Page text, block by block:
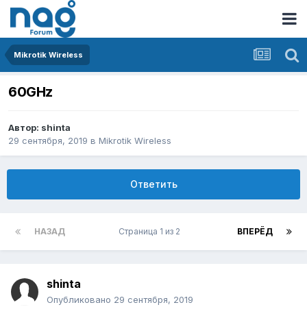
Mikrotik Wireless
60GHz
Автор: shinta
29 сентября, 2019 в Mikrotik Wireless
Ответить
НАЗАД ВПЕРЁД
Страница 1 из 2
shinta
Опубликовано 29 сентября, 2019